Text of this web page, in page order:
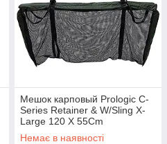
Мешок карповый Prologic C-
Series Retainer & W/Sling X-
Large 120 X 55Cm
Green/Black
Немає в наявності